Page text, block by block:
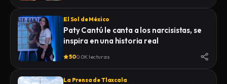
El Sol de México
Paty Cantú le canta a los narcisistas, se
inspira en una historia real
500.0K lecturas
La Prensa de Tlaxcala